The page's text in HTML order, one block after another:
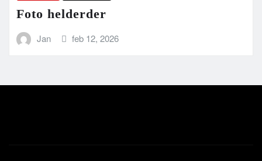
Foto helderder
Jan feb 12, 2026